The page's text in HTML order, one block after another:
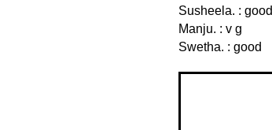
Susheela. : good
Manju. : v g
Swetha. : good